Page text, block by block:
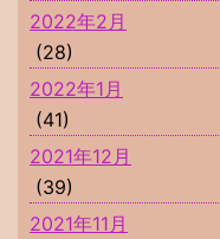
2022年2月
(28)
2022年1月
(41)
2021年12月
(39)
2021年11月